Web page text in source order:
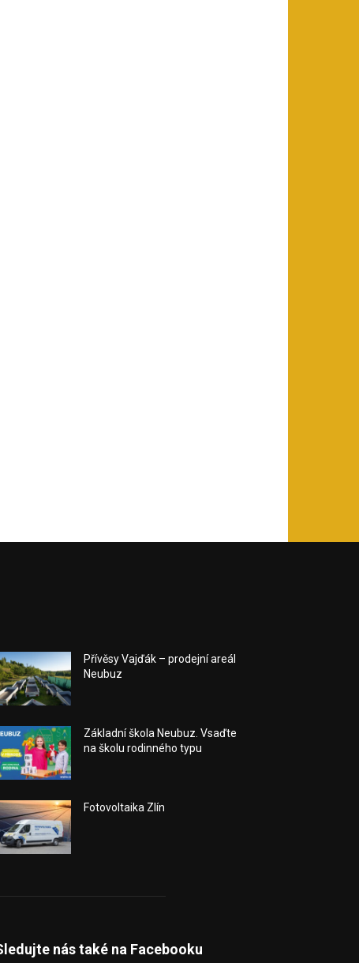
Přívěsy Vajďák – prodejní areál
Neubuz
Základní škola Neubuz. Vsaďte
na školu rodinného typu
Fotovoltaika Zlín
nás také na Facebooku